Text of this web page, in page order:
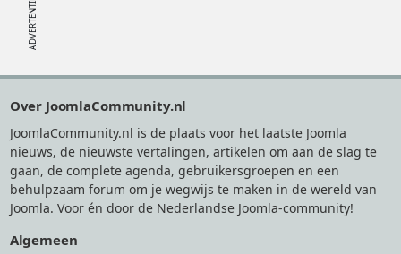
Over JoomlaCommunity.nl
JoomlaCommunity.nl is de plaats voor het laatste Joomla
nieuws, de nieuwste vertalingen, artikelen om aan de slag te
gaan, de complete agenda, gebruikersgroepen en een
behulpzaam forum om je wegwijs te maken in de wereld van
Joomla. Voor én door de Nederlandse Joomla-community!
Algemeen